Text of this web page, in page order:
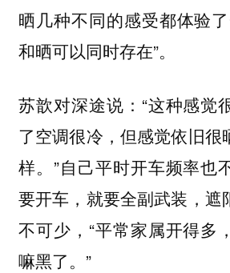
晒几种不同的感受都体验
和晒可以同时存在”。
苏歆对深途说：“这种感觉
了空调很冷，但感觉依旧很
样。”自己平时开车频率也
要开车，就要全副武装，遮
不可少，“平常家属开得多
嘛黑了。”